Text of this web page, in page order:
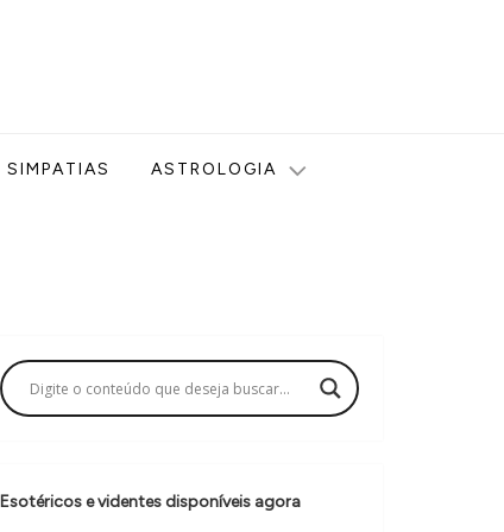
SIMPATIAS ASTROLOGIA
Esotéricos e videntes disponíveis agora